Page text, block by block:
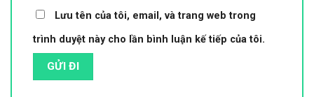
Lưu tên của tôi, email, và trang web trong
trình duyệt này cho lần bình luận kế tiếp của tôi.